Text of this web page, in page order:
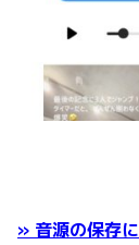
» 音源の保存